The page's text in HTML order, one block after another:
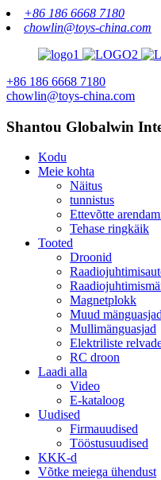
+86 186 6668 7180
chowlin@toys-china.com
+86 186 6668 7180
chowlin@toys-china.com
Shantou Globalwin
Kodu
Meie kohta
Näitus
tunnistus
Ettevõtte
Tehase ringkäik
Tooted
Droonid
Magnetplokk
Muud
Mullimänguasjad
Elektriliste
RC droon
Laadi alla
Video
E-kataloog
Uudised
Firmauudised
Tööstusuudised
KKK-d
Võtke meiega ühendust